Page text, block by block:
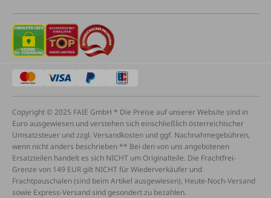
Copyright © 2025 FAIE GmbH * Die Preise auf unserer Website sind in
Euro ausgewiesen und verstehen sich einschließlich österreichischer
Umsatzsteuer und zzgl. Versandkosten und ggf. Nachnahmegebühren,
wenn nicht anders beschrieben ** Bei den von uns angebotenen
Ersatzteilen handelt es sich NICHT um Originalteile. Die Frachtfrei-
Grenze von 149 EUR gilt NICHT für Wiederverkäufer und
Frachtpauschalen (sind beim Artikel ausgewiesen), Heute-Noch-Versand
sowie Express-Versand sind gesondert zu bezahlen.